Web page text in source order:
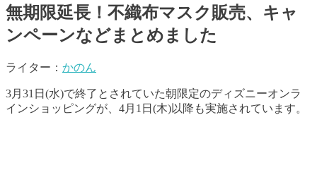
無期限延長！不織布マスク販売、キャ
ンペーンなどまとめました
ライター： かのん
3月31日(水)で終了とされていた朝限定のディズニーオンラ
インショッピングが、4月1日(木)以降も実施されています。